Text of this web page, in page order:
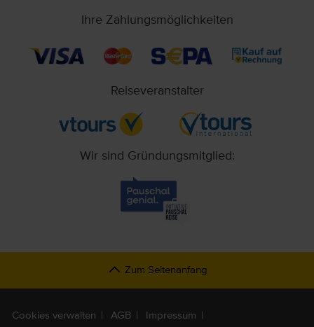
Ihre Zahlungsmöglichkeiten
Reiseveranstalter
Wir sind Gründungsmitglied:
Zum Seitenanfang
Cookies verwalten AGB Impressum